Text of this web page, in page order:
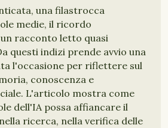
una filastrocca
medie, il ricordo
racconto letto quasi
questi indizi prende avvio una
l'occasione per riflettere sul
conoscenza e
L'articolo mostra come
dell'IA possa affiancare il
ricerca, nella verifica delle